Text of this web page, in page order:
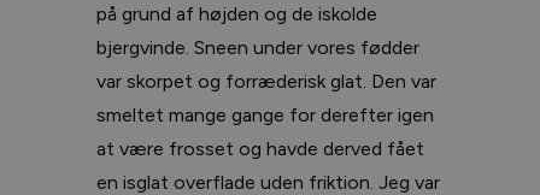
på grund af højden og de iskolde
bjergvinde. Sneen under vores fødder
var skorpet og forræderisk glat. Den var
smeltet mange gange for derefter igen
at være frosset og havde derved fået
en isglat overflade uden friktion. Jeg var